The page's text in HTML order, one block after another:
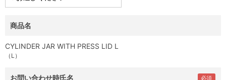
商品名
CYLINDER JAR WITH PRESS LID L
（L）
お問い合わせ時氏名